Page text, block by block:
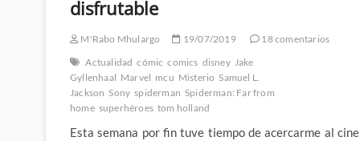
disfrutable
M'Rabo Mhulargo 19/07/2019
18 comentarios
Actualidad cómic comics disney Jake
Gyllenhaal Marvel mcu Misterio Samuel L.
Jackson Sony spiderman Spiderman: Far from
home superhéroes tom holland
Esta semana por fin tuve tiempo de acercarme al cine